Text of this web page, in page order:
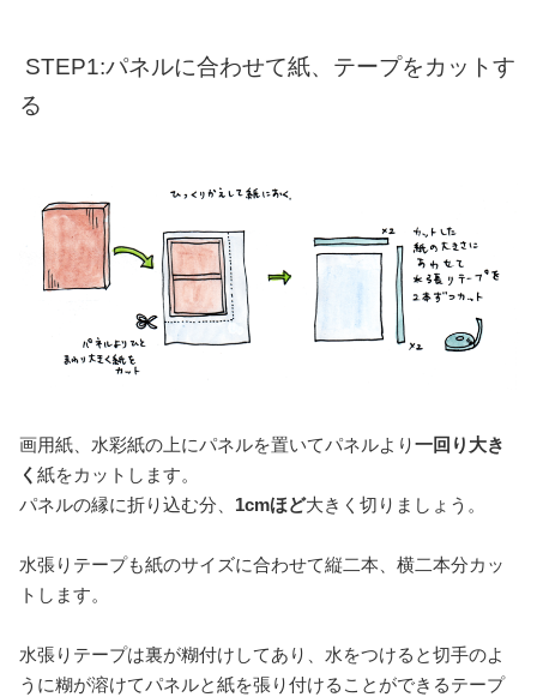
STEP1:パネルに合わせて紙、テープをカットす
る
画用紙、水彩紙の上にパネルを置いてパネルより一回り大き
く 紙をカットします。
パネルの縁に折り込む分、 1cmほど大きく切りましょう。
水張りテープも紙のサイズに合わせて縦二本、横二本分カッ
トします。
水張りテープは裏が糊付けしてあり、水をつけると切手のよ
うに糊が溶けてパネルと紙を張り付けることができるテープ